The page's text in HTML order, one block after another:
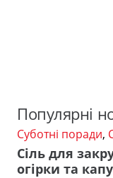
Популярні
Суботні поради,
Сіль для
огірки та